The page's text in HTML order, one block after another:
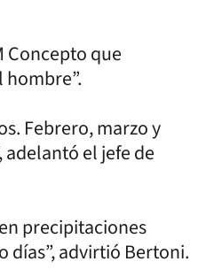
Concepto que
Febrero, marzo y
adelantó el jefe de
precipitaciones
días”, advirtió Bertoni.